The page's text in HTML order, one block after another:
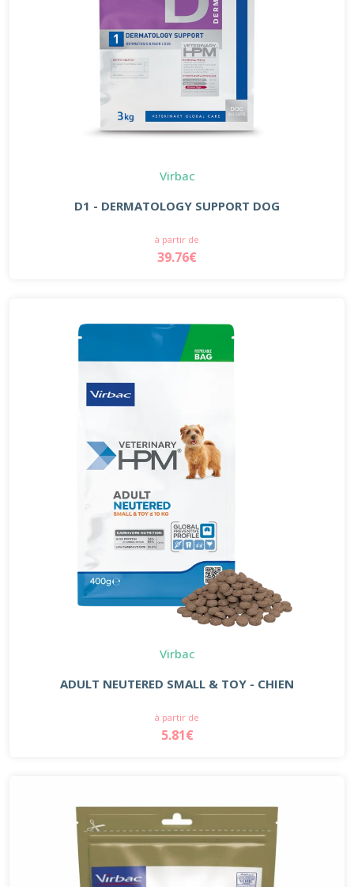
Virbac
D1 - DERMATOLOGY SUPPORT DOG
à partir de
39.76€
Virbac
ADULT NEUTERED SMALL & TOY - CHIEN
à partir de
5.81€